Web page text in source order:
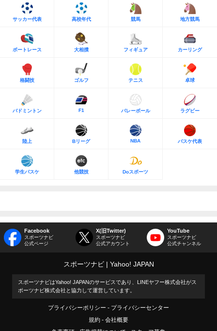
サッカー代表 高校年代 競馬 地方競馬
ボートレース 大相撲 フィギュア カーリング
格闘技 ゴルフ テニス 卓球
バドミントン F1 バレーボール ラグビー
陸上 Bリーグ NBA バスケ代表
学生バスケ 他競技 Doスポーツ
Facebook
スポーツナビ
公式ページ
X(旧Twitter)
スポーツナビ
公式アカウント
YouTube
スポーツナビ
公式チャンネル
スポーツナビ Yahoo! JAPAN
スポーツナビはYahoo! JAPANのサービスであり、LINEヤフー株式会社がス
ポーツナビ株式会社と協力して運営しています。
プライバシーポリシー
プライバシーセンター
規約
会社概要